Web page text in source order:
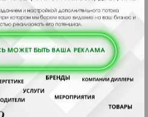
горячие и абразивные
транспортировки.
из-за большого количества пар
по сравнению с ленточными
эксплуатации по сравнению с